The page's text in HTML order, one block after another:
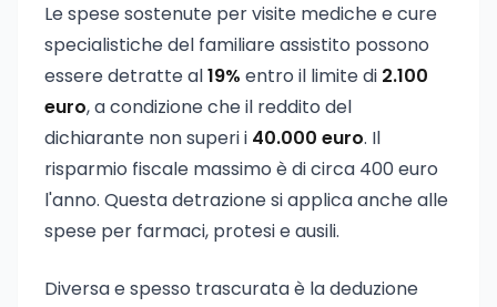
Le spese sostenute per visite mediche e cure
specialistiche del familiare assistito possono
essere detratte al19% entro il limite di 2.100
euro, a condizione che il reddito del
dichiarante non superi i 40.000 euro. Il
risparmio fiscale massimo è di circa 400 euro
l'anno. Questa detrazione si applica anche alle
spese per farmaci, protesi e ausili.
Diversa e spesso trascurata è la deduzione